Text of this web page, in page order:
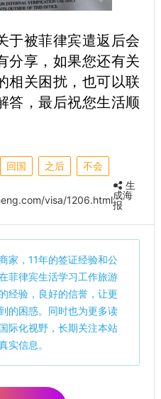
于被菲律宾遣返后会
分享，如果您还有关
相关困扰，也可以联
答，最后祝您生活顺
回国 之后
不会
visa/1206.html
生
成海
报
家，11年的签证经验和公
菲律宾生活学习工作旅游
经验，良好的信誉，让更
的困惑。同时也为更多读
际化视野，长期关注本站
实信息。